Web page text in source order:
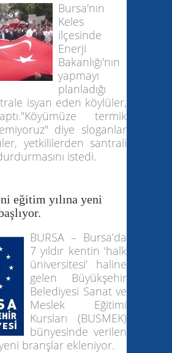
Bursa'nın
Keles
ilçesinde
Enerji
Bakanlığı'nın
yapmayı
planladığı
isyan eden köylüler,
termik
diye sloganlar
yetkililerden santrali
istedi.
eğitim yılına yeni
BURSA – Bursa’da
7 yıldır kentin ‘halk
üniversitesi’ haline
gelen Büyükşehir
Belediyesi Sanat ve
Meslek Eğitimi
Kursları (BUSMEK)
bünyesinde verilen
branşlar ekleniyor.